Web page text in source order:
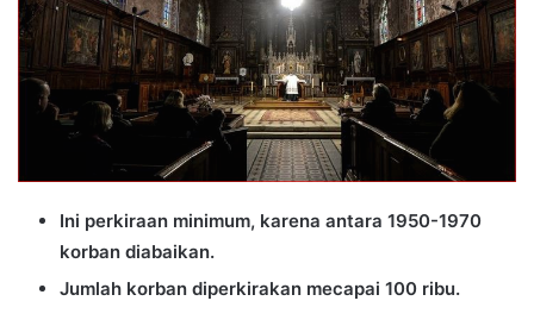
Ini perkiraan minimum, karena antara 1950-1970
korban diabaikan.
Jumlah korban diperkirakan mecapai 100 ribu.